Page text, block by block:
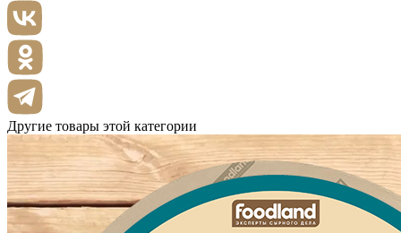
Другие товары этой категории